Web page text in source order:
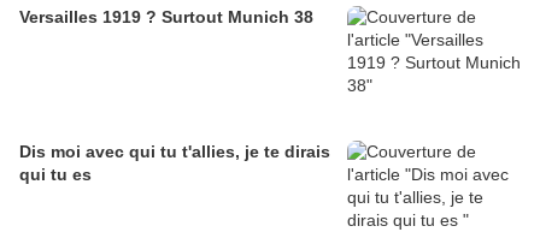
Versailles 1919 ? Surtout Munich 38
Dis moi avec qui tu t'allies, je te dirais
qui tu es